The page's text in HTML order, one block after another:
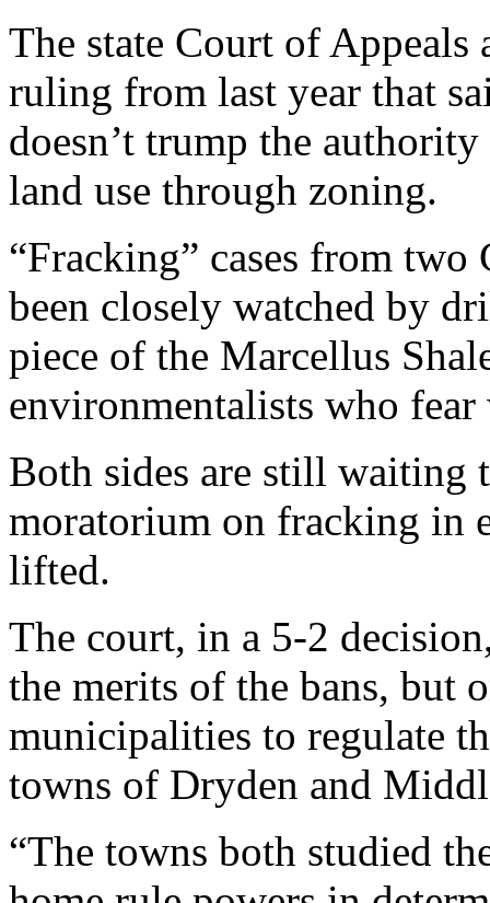
The state Court of
ruling from last year that
doesn’t trump the
land use through zoning.
“Fracking” cases from
been closely watched by
piece of the Marcellus
environmentalists who
Both sides are still waiting
moratorium on fracking in
lifted.
The court, in a 5-2
the merits of the bans, but
municipalities to regulate
towns of Dryden and
“The towns both studied